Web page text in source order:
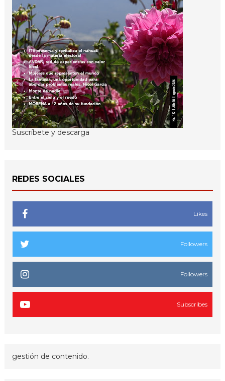
Suscríbete y descarga
REDES SOCIALES
Likes
Followers
Followers
Subscribes
gestión de contenido.